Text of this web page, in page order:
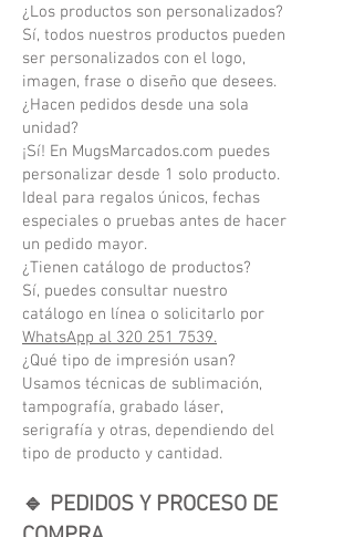
¿Los productos son personalizados?
Sí, todos nuestros productos pueden
ser personalizados con el logo,
imagen, frase o diseño que desees.
¿Hacen pedidos desde una sola
unidad?
¡Sí! En MugsMarcados.com puedes
personalizar desde 1 solo producto.
Ideal para regalos únicos, fechas
especiales o pruebas antes de hacer
un pedido mayor.
¿Tienen catálogo de productos?
Sí, puedes consultar nuestro
catálogo en línea o solicitarlo por
WhatsApp al 320 251 7539.
¿Qué tipo de impresión usan?
Usamos técnicas de sublimación,
tampografía, grabado láser,
serigrafía y otras, dependiendo del
tipo de producto y cantidad.
🔹 PEDIDOS Y PROCESO DE